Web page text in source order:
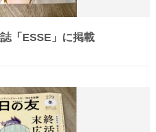
「ESSE」に掲載